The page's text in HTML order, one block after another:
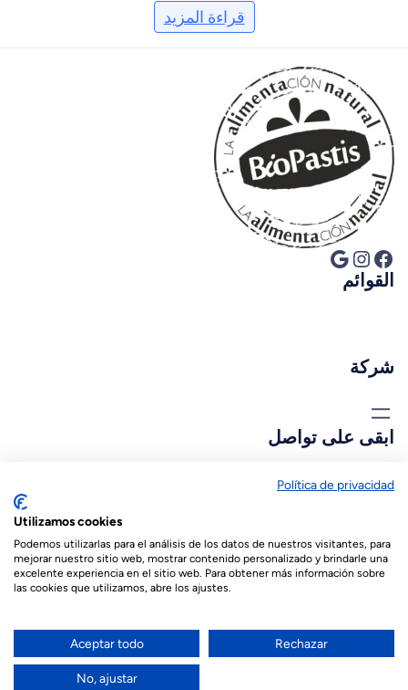
قراءة المزيد
فيسبوك إنستجرام جوجل
القوائم
شركة
ابقى على تواصل
biopastis@biopastis.com
+34 925 180 903
Español
(
English
(الإنجليزية
الفرنسية) العربية
Política de privacidad
Utilizamos cookies
Podemos utilizarlas para el análisis de los datos de nuestros visitantes, para
mejorar nuestro sitio web, mostrar contenido personalizado y brindarle una
excelente experiencia en el sitio web. Para obtener más información sobre
las cookies que utilizamos, abre los ajustes.
Aceptar todo Rechazar
No, ajustar